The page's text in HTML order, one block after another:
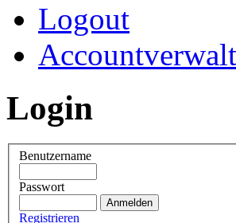
Logout
Login
Benutzername
Passwort
Registrieren